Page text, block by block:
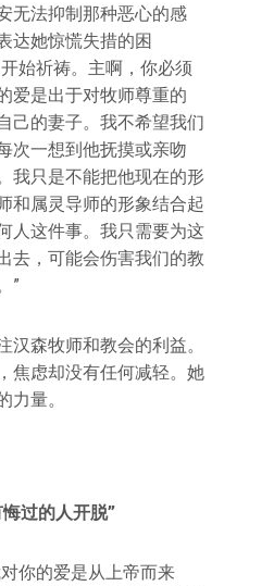
无法抑制那种恶心的感
达她惊慌失措的困
始祈祷。主啊，你必须
爱是出于对牧师尊重的
己的妻子。我不希望我们
次一想到他抚摸或亲吻
我只是不能把他现在的形
和属灵导师的形象结合起
人这件事。我只需要为这
去，可能会伤害我们的教
”
汉森牧师和教会的利益。
焦虑却没有任何减轻。她
力量。
过的人开脱”
你的爱是从上帝而来